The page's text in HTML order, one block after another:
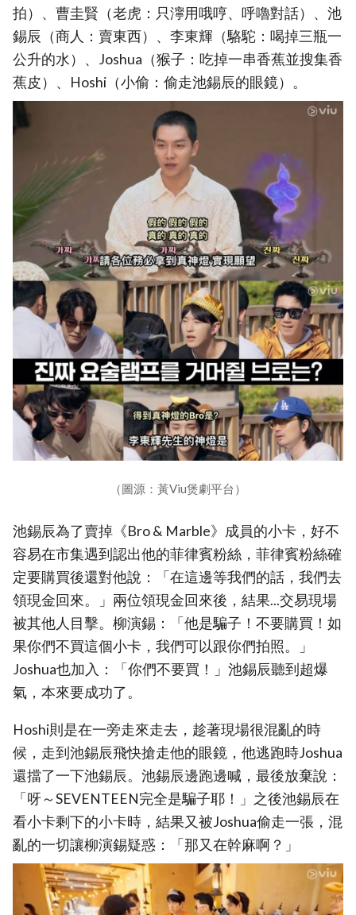
拍）、曹圭賢（老虎：只濘用哦哼、呼嚕對話）、池
錫辰（商人：賣東西）、李東輝（駱駝：喝掉三瓶一
公升的水）、Joshua（猴子：吃掉一串香蕉並搜集香
蕉皮）、Hoshi（小偷：偷走池錫辰的眼鏡）。
（圖源：黃Viu煲劇平台）
池錫辰為了賣掉《Bro & Marble》成員的小卡，好不
容易在市集遇到認出他的菲律賓粉絲，菲律賓粉絲確
定要購買後還對他說：「在這邊等我們的話，我們去
領現金回來。」兩位領現金回來後，結果...交易現場
被其他人目擊。柳演錫：「他是騙子！不要購買！如
果你們不買這個小卡，我們可以跟你們拍照。」
Joshua也加入：「你們不要買！」池錫辰聽到超爆
氣，本來要成功了。
Hoshi則是在一旁走來走去，趁著現場很混亂的時
候，走到池錫辰飛快搶走他的眼鏡，他逃跑時Joshua
還擋了一下池錫辰。池錫辰邊跑邊喊，最後放棄說：
「呀～SEVENTEEN完全是騙子耶！」之後池錫辰在
看小卡剩下的小卡時，結果又被Joshua偷走一張，混
亂的一切讓柳演錫疑惑：「那又在幹麻啊？」